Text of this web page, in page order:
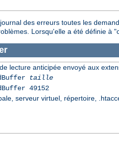
des erreurs toutes les
Lorsqu'elle a été définie à
lecture anticipée envoyé aux
taille
49152
serveur virtuel, répertoire,